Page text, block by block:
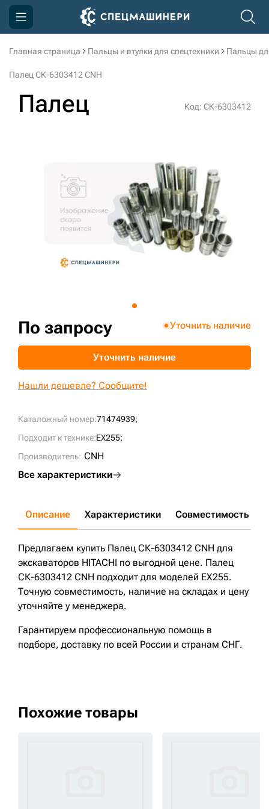
Главная страница Пальцы и втулки для спецтехники Пальцы
Палец СК-6303412 CNH
Палец Код: СК-6303412
Каталожный номер:71474939;
Подходит к технике:EX255;
Производитель: CNH
Все характеристики
По запросу Уточнить наличие
Уточнить наличие
Нашли дешевле? Сообщите!
Описание Характеристики Совместимость
Предлагаем купить Палец СК-6303412 CNH для
экскаваторов HITACHI по выгодной цене. Палец
СК-6303412 CNH подходит для моделей EX255.
Точную совместимость, наличие на складах и цену
уточняйте у менеджера.
Гарантируем профессиональную помощь в
подборе, доставку по всей России и странам СНГ.
Похожие товары
Компания
Доставка и оплата
3D тур по производству
3D тур по складам
sksale@skdst.ru